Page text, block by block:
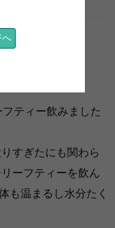
ティー飲みました
すぎたにも関わら
ーフティーを飲ん
も温まるし水分たく